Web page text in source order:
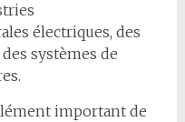
électriques, des
systèmes de
important de